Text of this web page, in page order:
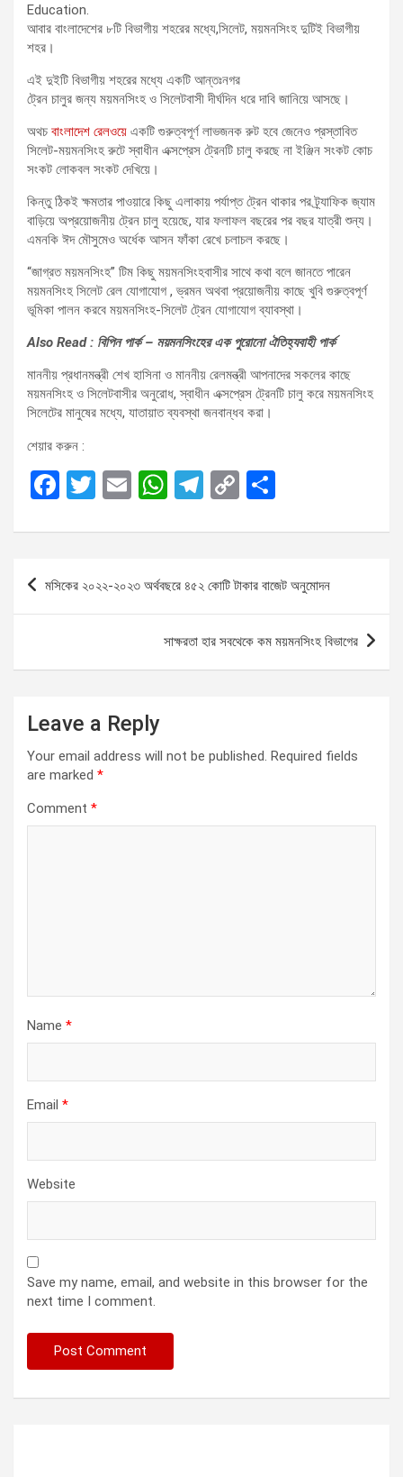
Education.
আবার বাংলাদেশের ৮টি বিভাগীয় শহরের মধ্যে,সিলেট, ময়মনসিংহ দুটিই বিভাগীয়
শহর।
এই দুইটি বিভাগীয় শহরের মধ্যে একটি আন্তঃনগর
ট্রেন চালুর জন্য ময়মনসিংহ ও সিলেটবাসী দীর্ঘদিন ধরে দাবি জানিয়ে আসছে।
অথচ বাংলাদেশ রেলওয়ে একটি গুরুত্বপূর্ণ লাভজনক রুট হবে জেনেও প্রস্তাবিত
সিলেট-ময়মনসিংহ রুটে স্বাধীন এক্সপ্রেস ট্রেনটি চালু করছে না ইঞ্জিন সংকট কোচ
সংকট লোকবল সংকট দেখিয়ে।
কিন্তু ঠিকই ক্ষমতার পাওয়ারে কিছু এলাকায় পর্যাপ্ত ট্রেন থাকার পর ট্র্যাফিক জ্যাম
বাড়িয়ে অপ্রয়োজনীয় ট্রেন চালু হয়েছে, যার ফলাফল বছরের পর বছর যাত্রী শুন্য।
এমনকি ঈদ মৌসুমেও অর্ধেক আসন ফাঁকা রেখে চলাচল করছে।
“জাগ্রত ময়মনসিংহ” টিম কিছু ময়মনসিংহবাসীর সাথে কথা বলে জানতে পারেন
ময়মনসিংহ সিলেট রেল যোগাযোগ , ভ্রমন অথবা প্রয়োজনীয় কাছে খুবি গুরুত্বপূর্ণ
ভূমিকা পালন করবে ময়মনসিংহ-সিলেট ট্রেন যোগাযোগ ব্যাবস্থা।
Also Read : বিপিন পার্ক – ময়মনসিংহের এক পুরোনো ঐতিহ্যবাহী পার্ক
মাননীয় প্রধানমন্ত্রী শেখ হাসিনা ও মাননীয় রেলমন্ত্রী আপনাদের সকলের কাছে
ময়মনসিংহ ও সিলেটবাসীর অনুরোধ, স্বাধীন এক্সপ্রেস ট্রেনটি চালু করে ময়মনসিংহ
সিলেটের মানুষের মধ্যে, যাতায়াত ব্যবস্থা জনবান্ধব করা।
শেয়ার করুন :
F
ce
o
T
tt
E
ail
W
at
A
p
p
T
e
gr
a
m
C
py
n
k
ar
e
মসিকের ২০২২-২০২৩ অর্থবছরে ৪৫২ কোটি টাকার বাজেট অনুমোদন
সাক্ষরতা হার সবথেকে কম ময়মনসিংহ বিভাগের
Leave a Reply
Your email address will not be published. Required fields
are marked *
Comment *
Name *
Email *
Website
Save my name, email, and website in this browser for the
next time I comment.